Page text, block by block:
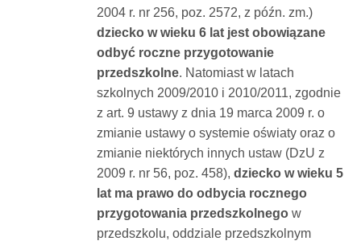
2004 r. nr 256, poz. 2572, z późn. zm.)
dziecko w wieku 6 lat jest obowiązane
odbyć roczne przygotowanie
przedszkolne. Natomiast w latach
szkolnych 2009/2010 i 2010/2011, zgodnie
z art. 9 ustawy z dnia 19 marca 2009 r. o
zmianie ustawy o systemie oświaty oraz o
zmianie niektórych innych ustaw (DzU z
2009 r. nr 56, poz. 458), dziecko w wieku 5
lat ma prawo do odbycia rocznego
przygotowania przedszkolnegow
przedszkolu, oddziale przedszkolnym